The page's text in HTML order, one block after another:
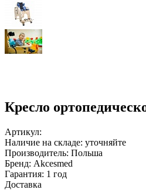
Кресло
Артикул:
Наличие на складе: уточняйте
Производитель: Польша
Бренд: Akcesmed
Гарантия: 1 год
Доставка